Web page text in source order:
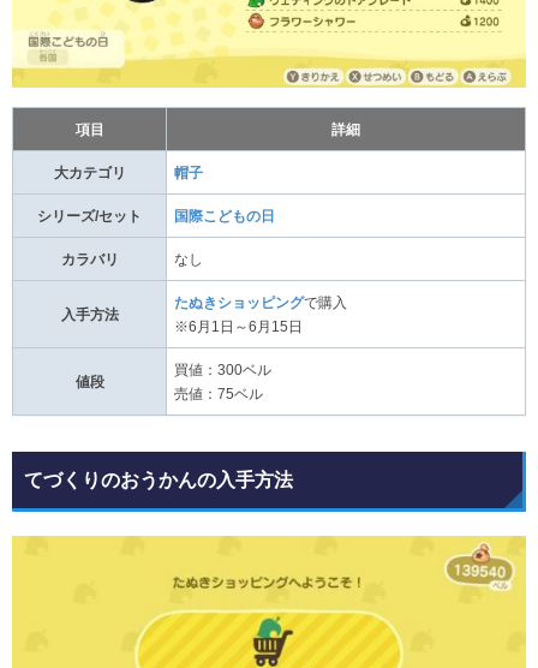
項目 詳細
大カテゴリ 帽子
シリーズ/セット 国際こどもの日
カラバリ なし
入手方法
たぬきショッピングで購入
※6月1日～6月15日
値段
買値：300ベル
売値：75ベル
てづくりのおうかんの入手方法